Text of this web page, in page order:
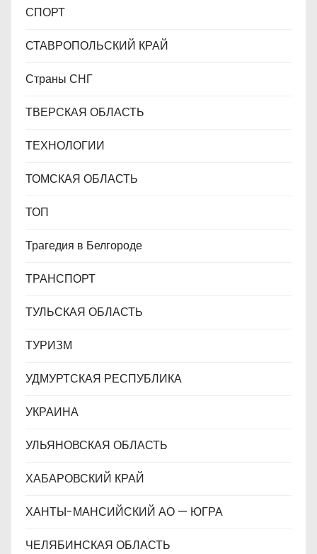
СПОРТ
СТАВРОПОЛЬСКИЙ КРАЙ
Страны СНГ
ТВЕРСКАЯ ОБЛАСТЬ
ТЕХНОЛОГИИ
ТОМСКАЯ ОБЛАСТЬ
ТОП
Трагедия в Белгороде
ТРАНСПОРТ
ТУЛЬСКАЯ ОБЛАСТЬ
ТУРИЗМ
УДМУРТСКАЯ РЕСПУБЛИКА
УКРАИНА
УЛЬЯНОВСКАЯ ОБЛАСТЬ
ХАБАРОВСКИЙ КРАЙ
ХАНТЫ-МАНСИЙСКИЙ АО — ЮГРА
ЧЕЛЯБИНСКАЯ ОБЛАСТЬ